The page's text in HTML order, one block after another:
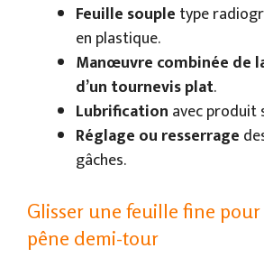
Feuille souple type
en plastique.
Manœuvre combinée de
d’un tournevis plat.
Lubrification avec produit
Réglage ou resserrage
gâches.
Glisser une feuille fine
pêne demi-tour